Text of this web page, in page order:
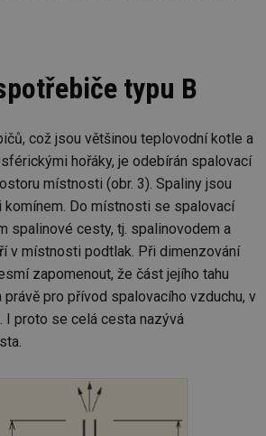
typu B
což jsou většinou teplovodní kotle a
hořáky, je odebírán spalovací
místnosti (obr. 3). Spaliny jsou
Do místnosti se spalovací
spalinové cesty, tj. spalinovodem a
v místnosti podtlak. Při dimenzování
zapomenout, že část jejího tahu
pro přívod spalovacího vzduchu, v
I proto se celá cesta nazývá